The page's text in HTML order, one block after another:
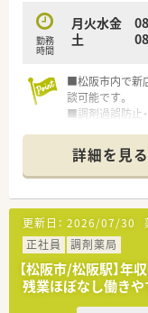
勤務
時間
月火水金 08
土 08：30
■松阪市内で新
談可能です。
■調剤過誤防止
■薬歴は電子薬
監査機にて行
す。
■経験者歓迎し
ださい。やる気
■20～40代の若
ける方を募集し
詳細を見る
更新日： 2026/07/30
正社員
調剤薬局
【松阪市/松阪駅】年
残業ほぼなし働き